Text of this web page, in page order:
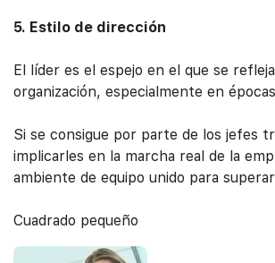
5. Estilo de dirección
El líder es el espejo en el que se
organización, especialmente en
Si se consigue por parte de los jefes
implicarles en la marcha real de la
ambiente de equipo unido para
Cuadrado pequeño